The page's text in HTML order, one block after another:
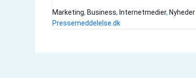
Marketing, Business, Internetmedier, Nyheder
Pressemeddelelse.dk